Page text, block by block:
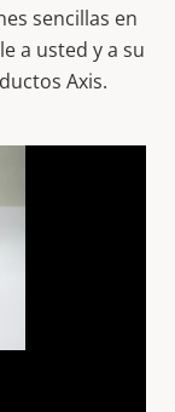
sencillas en
a usted y a su
Axis.